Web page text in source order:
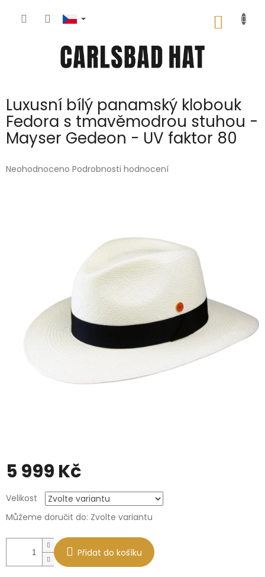
Luxusní bílý panamský klobouk
Fedora s tmavěmodrou stuhou -
Mayser Gedeon - UV faktor 80
Průměrné
Neohodnoceno Podrobnosti hodnocení
5 999 Kč
cena:
Velikost
Můžeme doručit do: Zvolte variantu
Přidat do košíku